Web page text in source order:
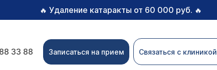
🔥 Удаление катаракты от 60 000 руб. 🔥
33 88 Записаться на прием Связаться с клиникой